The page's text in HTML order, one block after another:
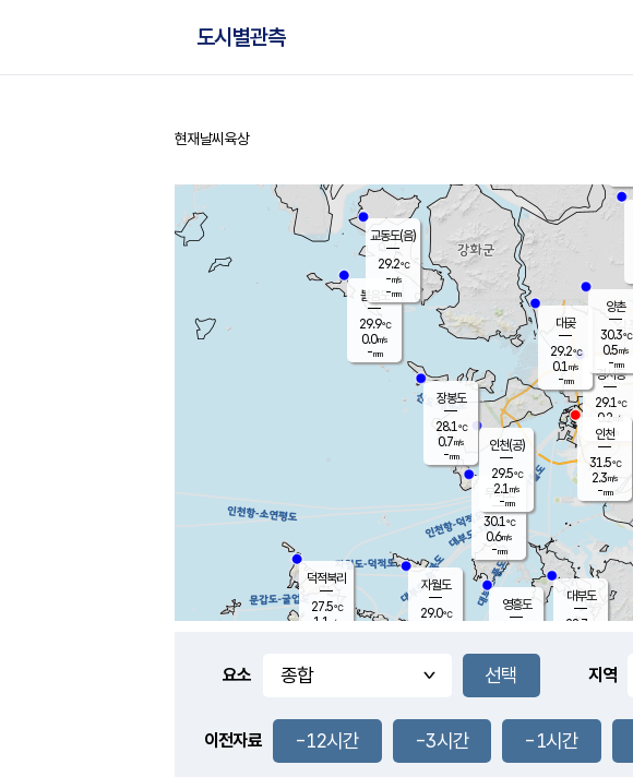
도시별관측
홈
현재날씨 육상
풍도
0.6m/s
무의도
30.1℃
0.6m/s
-mm
영흥도
볼음도
29.9℃
0.0m/s
-mm
자월도
29.0℃
장봉도
28.1℃
0.7m/s
-mm
대부도
28.7
-
경서동
29.1℃
0.2 m/s
-mm
대곶
29.2℃
0.1 m/s
-mm
양촌
30.3℃
0.5m/s
-mm
덕적북리
27.5℃
1.1 m/s
인천(공)
29.5℃
2.1 m/s
-mm
교동도(음)
29.2℃
-m/s
-mm
인천
31.5℃
2.3m/s
-mm
요소 지역
이전자료 -12시간 -3시간 -1시간